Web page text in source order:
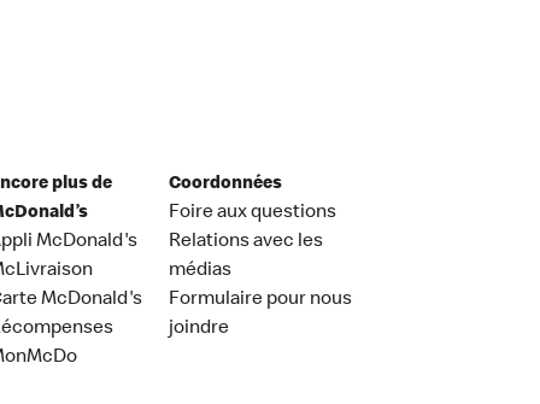
plus de
McDonald's
McDonald's
Coordonnées
Foire aux questions
Relations avec les
médias
Formulaire pour nous
joindre